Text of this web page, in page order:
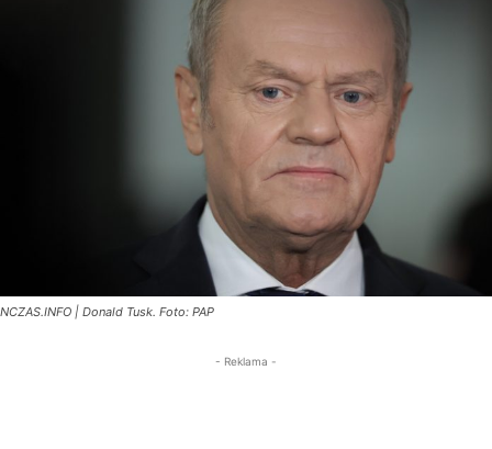
NCZAS.INFO | Donald Tusk. Foto: PAP
- Reklama -